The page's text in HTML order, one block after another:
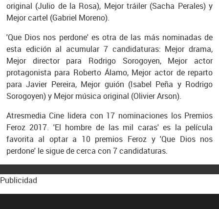
original (Julio de la Rosa), Mejor tráiler (Sacha Perales) y
Mejor cartel (Gabriel Moreno).
'Que Dios nos perdone' es otra de las más nominadas de
esta edición al acumular 7 candidaturas: Mejor drama,
Mejor director para Rodrigo Sorogoyen, Mejor actor
protagonista para Roberto Álamo, Mejor actor de reparto
para Javier Pereira, Mejor guión (Isabel Peña y Rodrigo
Sorogoyen) y Mejor música original (Olivier Arson).
Atresmedia Cine lidera con 17 nominaciones los Premios
Feroz 2017. 'El hombre de las mil caras' es la película
favorita al optar a 10 premios Feroz y 'Que Dios nos
perdone' le sigue de cerca con 7 candidaturas.
Publicidad